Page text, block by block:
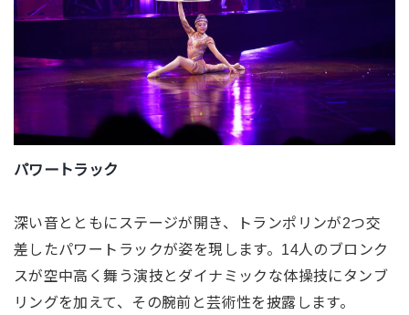
パワートラック
深い音とともにステージが開き、
トランポリンが2つ交
差したパワートラックが姿を現します。 14人のブロンク
スが空中高く舞う演技とダイナミックな体操技にタンブ
リングを加えて、その腕前と芸術性を披露します。